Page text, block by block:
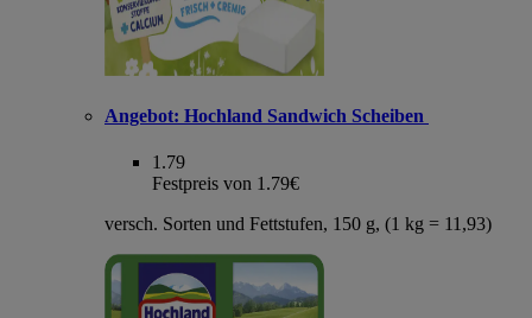
Angebot: Hochland Sandwich Scheiben
1.79
Festpreis von 1.79€
versch. Sorten und Fettstufen, 150 g, (1 kg = 11,93)